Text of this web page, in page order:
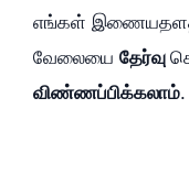
எங்கள்
வேலையை தேர்வு
விண்ணப்பிக்கலாம்.